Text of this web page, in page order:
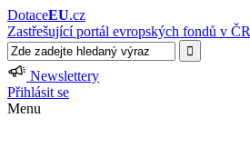
DotaceEU.cz
Zastřešující portál evropských fondů v ČR
Newslettery
Přihlásit se
Menu